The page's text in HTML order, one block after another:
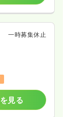
一時募集休止
見る